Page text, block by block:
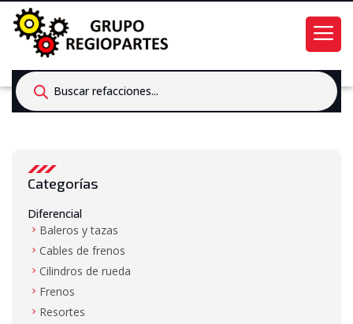
Products
search
Categorías
Diferencial
Baleros y tazas
Cables de frenos
Cilindros de rueda
Frenos
Resortes